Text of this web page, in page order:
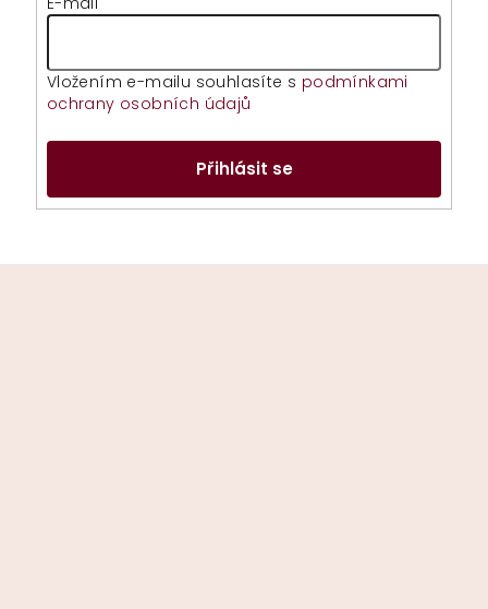
Vložením e-mailu souhlasíte s podmínkami
ochrany osobních údajů
Přihlásit se